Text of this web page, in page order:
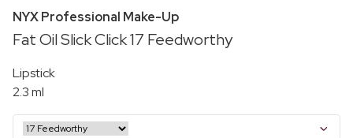
NYX Professional Make-Up
Fat Oil Slick Click 17 Feedworthy
Lipstick
2.3 ml